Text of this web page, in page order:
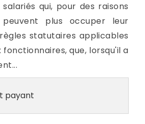
qui, pour des raisons
peuvent plus occuper leur
statutaires applicables
fonctionnaires, que, lorsqu'il a
payant